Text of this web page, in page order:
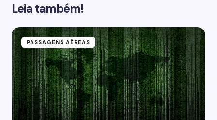
Leia também!
PASSAGENS AÉREAS